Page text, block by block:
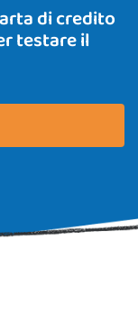
di credito
testare il